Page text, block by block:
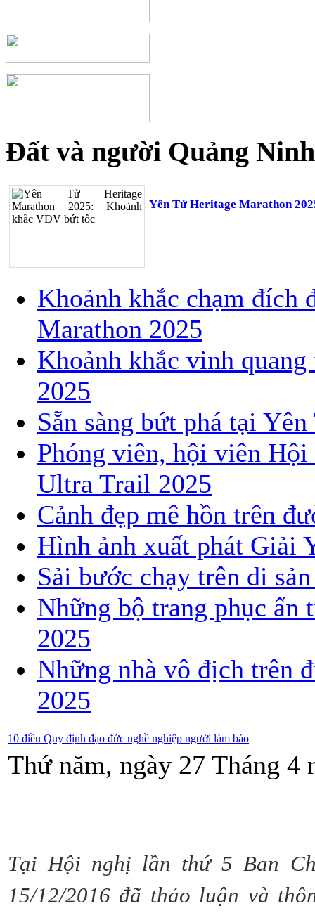
Đất và người Quảng Ninh
Yên Tử Heritage Marathon
Khoảnh khắc chạm đích
Marathon 2025
Khoảnh khắc vinh
2025
Sẵn sàng bứt phá tại
Phóng viên, hội viên
Ultra Trail 2025
Cảnh đẹp mê hồn trên
Hình ảnh xuất phát Giải
Sải bước chạy trên di
Những bộ trang phục
2025
Những nhà vô địch trên
2025
10 điều Quy định đạo đức nghề nghiệp người làm báo
Thứ năm, ngày 27 Tháng 4
Tại Hội nghị lần thứ 5 Ban
15/12/2016 đã thảo luận và